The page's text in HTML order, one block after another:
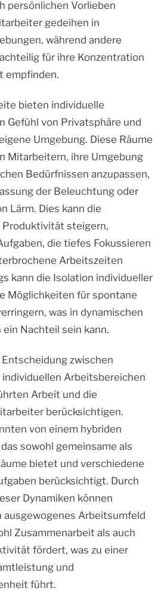
persönlichen Vorlieben
gedeihen in
während andere
für ihre Konzentration
empfinden.
bieten individuelle
Gefühl von Privatsphäre und
Umgebung. Diese Räume
Mitarbeitern, ihre Umgebung
Bedürfnissen anzupassen,
der Beleuchtung oder
Lärm. Dies kann die
Produktivität steigern,
die tiefes Fokussieren
Arbeitszeiten
kann die Isolation individueller
Möglichkeiten für spontane
was in dynamischen
Nachteil sein kann.
zwischen
Arbeitsbereichen
Arbeit und die
berücksichtigen.
von einem hybriden
sowohl gemeinsame als
bietet und verschiedene
berücksichtigt. Durch
Dynamiken können
ausgewogenes Arbeitsumfeld
Zusammenarbeit als auch
fördert, was zu einer
und
führt.